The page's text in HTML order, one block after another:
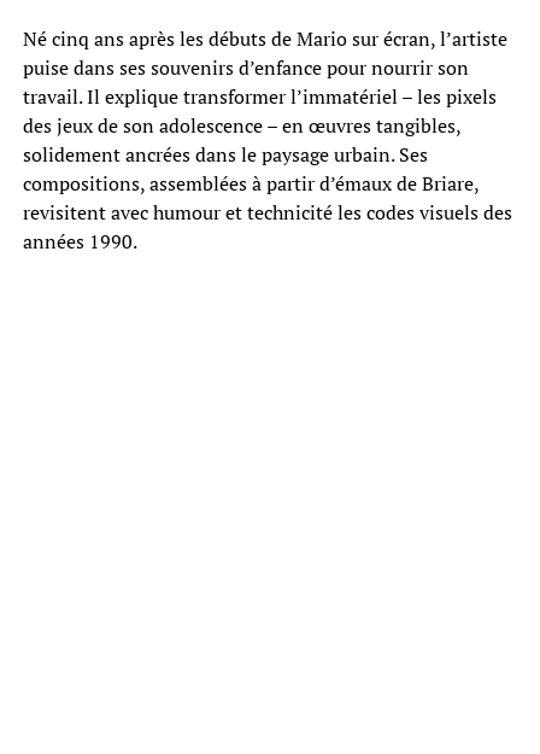
Né cinq ans après les débuts de Mario sur écran, l’artiste
puise dans ses souvenirs d’enfance pour nourrir son
travail. Il explique transformer l’immatériel – les pixels
des jeux de son adolescence – en œuvres tangibles,
solidement ancrées dans le paysage urbain. Ses
compositions, assemblées à partir d’émaux de Briare,
revisitent avec humour et technicité les codes visuels des
années 1990.